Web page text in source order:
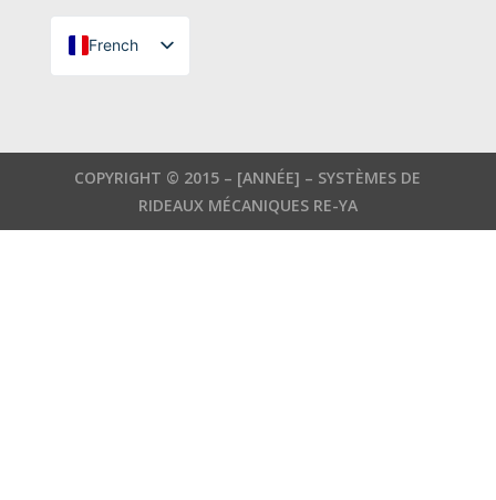
French
Turkish
German
COPYRIGHT © 2015 – [ANNÉE] – SYSTÈMES DE
RIDEAUX MÉCANIQUES RE-YA